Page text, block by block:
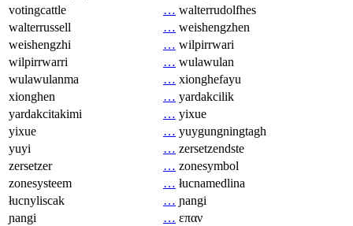
votingcattle
… walterrudolfhes
walterrussell
… weishengzhen
weishengzhi
… wilpirrwari
wilpirrwarri
… wulawulan
wulawulanma
… xionghefayu
xionghen
… yardakcilik
yardakcitakimi
… yixue
yixue
… yuygungningtagh
yuyi
… zersetzendste
zersetzer
… zonesymbol
zonesysteem
… łucnamedlina
łucnyliscak
… ɲangi
ɲangi
… επαν